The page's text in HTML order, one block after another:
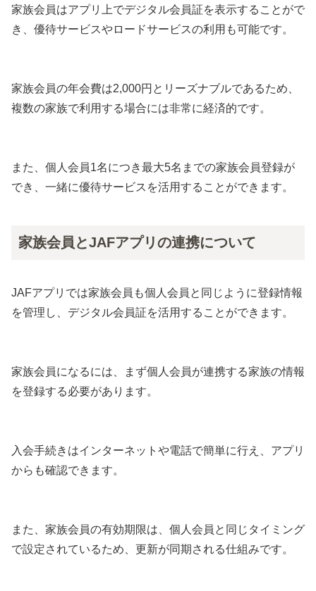
家族会員はアプリ上でデジタル会員証を表示することがで
き、優待サービスやロードサービスの利用も可能です。
家族会員の年会費は2,000円とリーズナブルであるため、
複数の家族で利用する場合には非常に経済的です。
また、個人会員1名につき最大5名までの家族会員登録が
でき、一緒に優待サービスを活用することができます。
家族会員とJAFアプリの連携について
JAFアプリでは家族会員も個人会員と同じように登録情報
を管理し、デジタル会員証を活用することができます。
家族会員になるには、まず個人会員が連携する家族の情報
を登録する必要があります。
入会手続きはインターネットや電話で簡単に行え、アプリ
からも確認できます。
また、家族会員の有効期限は、個人会員と同じタイミング
で設定されているため、更新が同期される仕組みです。